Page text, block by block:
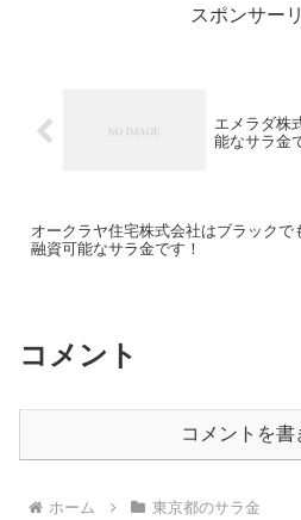
スポンサー
エメラダ株
能なサラ金
オークラヤ住宅株式会社はブラックで
融資可能なサラ金です！
コメント
コメントを書
ホーム 東京都のサラ金